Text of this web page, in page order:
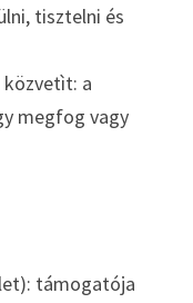
tisztelni és
közvetìt: a
megfog vagy
támogatója